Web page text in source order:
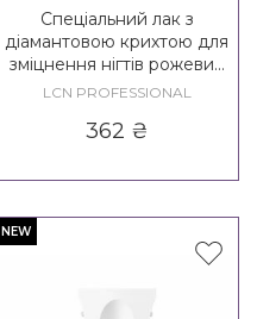
Спеціальний лак з
діамантовою крихтою для
зміцнення нігтів рожевий
LCN Diamond Base Nail
LCN PROFESSIONAL
362 ₴
NEW